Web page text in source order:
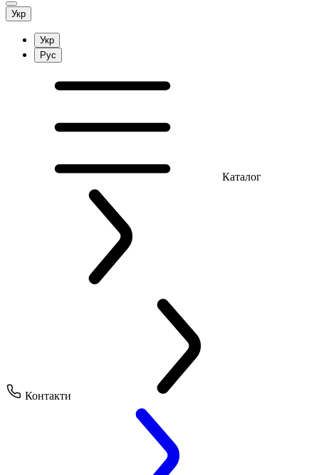
Укр
Укр
Рус
Каталог
Контакти